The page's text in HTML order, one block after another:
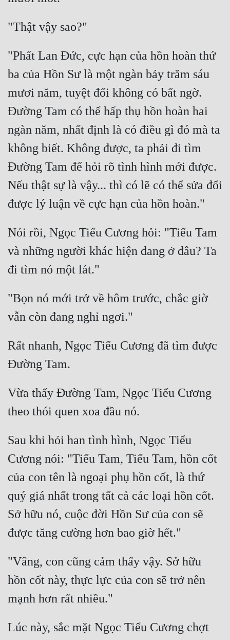
"Phất Lan Đức, cực hạn của hồn hoàn thứ
ba của Hồn Sư là một ngàn bảy trăm sáu
mươi năm, tuyệt đối không có bất ngờ.
Đường Tam có thể hấp thụ hồn hoàn hai
ngàn năm, nhất định là có điều gì đó mà ta
không biết. Không được, ta phải đi tìm
Đường Tam để hỏi rõ tình hình mới được.
Nếu thật sự là vậy... thì có lẽ có thể sửa đổi
Nói rồi, Ngọc Tiểu Cương hỏi: "Tiểu Tam
và những người khác hiện đang ở đâu? Ta
"Bọn nó mới trở về hôm trước, chắc giờ
Rất nhanh, Ngọc Tiểu Cương đã tìm được
Vừa thấy Đường Tam, Ngọc Tiểu Cương
Sau khi hỏi han tình hình, Ngọc Tiểu
Cương nói: "Tiểu Tam, Tiểu Tam, hồn cốt
của con tên là ngoại phụ hồn cốt, là thứ
quý giá nhất trong tất cả các loại hồn cốt.
Sở hữu nó, cuộc đời Hồn Sư của con sẽ
"Vâng, con cũng cảm thấy vậy. Sở hữu
hồn cốt này, thực lực của con sẽ trở nên
Lúc này, sắc mặt Ngọc Tiểu Cương chợt